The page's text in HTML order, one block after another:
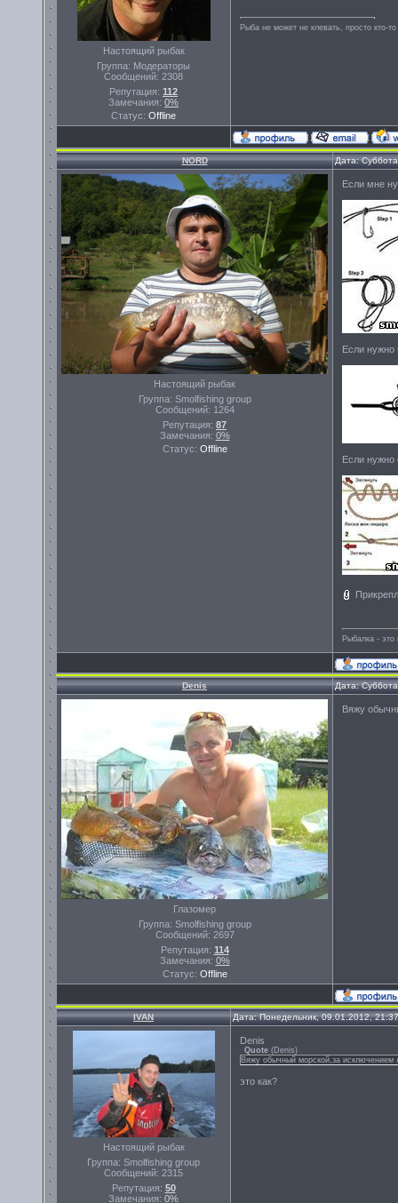
Настоящий рыбак
Группа: Модераторы
Сообщений: 2308
Репутация: 112
Замечания: 0%
Статус: Offline
Рыба не может не клевать, просто кто-
NORD Дата:
Настоящий рыбак
Группа: Smolfishing group
Сообщений: 1264
Репутация: 87
Замечания: 0%
Статус: Offline
Если мне
Если нужно
Если нужно
Рыбалка -
Denis Дата:
Глазомер
Группа: Smolfishing group
Сообщений: 2697
Репутация: 114
Замечания: 0%
Статус: Offline
Вяжу
IVAN Дата: Понедельник, 09.01.2012,
Настоящий рыбак
Группа: Smolfishing group
Сообщений: 2315
Репутация: 50
Замечания: 0%
Denis
Quote (Denis)
Вяжу обычный морской,за исключением
это как?